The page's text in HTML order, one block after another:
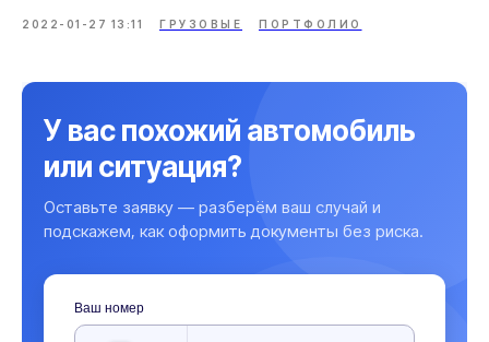
2022-01-27 13:11 ГРУЗОВЫЕ ПОРТФОЛИО
У вас похожий автомобиль
или ситуация?
Оставьте заявку — разберём ваш случай и
подскажем, как оформить документы без риска.
Ваш номер